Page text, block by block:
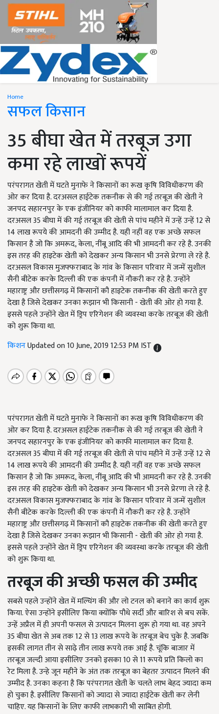
Home
सफल किसान
35 बीघा खेत में तरबूज उगा
कमा रहे लाखों रूपयें
परंपरागत खेती में घटते मुनाफे ने किसानों का रूख कृषि विविधीकरण की
ओर कर दिया है. दरअसल हाईटेक तकनीक से की गई तरबूज की खेती ने
जनपद सहारनपुर के एक इंजीनियर को काफी मालामाल कर दिया है.
दरअसल 35 बीघा में की गई तरबूज की खेती से पांच महीने में उन्हें उन्हें 12 से
14 लाख रूपये की आमदनी की उम्मीद है. यही नहीं वह एक अच्छे सफल
किसान है जो कि अमरूद, केला, नींबू आदि की भी आमदनी कर रहे है. उनकी
इस तरह की हाइटेक खेती को देखकर अन्य किसान भी उनसे प्रेरणा ले रहे है.
दरअसल विकास मुजफ्फराबाद के गांव के किसान परिवार में जन्में सुशील
सैनी बीटेक करके दिल्ली की एक कंपनी में नौकरी कर रहे है. उन्होंने
महाराष्ट्र और छत्तीसगढ़ में किसानों कौ हाइटेक तकनीक की खेती करते हुए
देखा है जिसे देखकर उनका रूझान भी किसानी - खेती की ओर हो गया है.
इससे पहले उन्होंने खेत में ड्रिप एरिगेशन की व्यवस्था करके तरबूज की खेती
को शुरू किया था.
किशनUpdated on 10 June, 2019 12:53 PM IST
परंपरागत खेती में घटते मुनाफे ने किसानों का रूख कृषि विविधीकरण की
ओर कर दिया है. दरअसल हाईटेक तकनीक से की गई तरबूज की खेती ने
जनपद सहारनपुर के एक इंजीनियर को काफी मालामाल कर दिया है.
दरअसल 35 बीघा में की गई तरबूज की खेती से पांच महीने में उन्हें उन्हें 12 से
14 लाख रूपये की आमदनी की उम्मीद है. यही नहीं वह एक अच्छे सफल
किसान है जो कि अमरूद, केला, नींबू आदि की भी आमदनी कर रहे है. उनकी
इस तरह की हाइटेक खेती को देखकर अन्य किसान भी उनसे प्रेरणा ले रहे है.
दरअसल विकास मुजफ्फराबाद के गांव के किसान परिवार में जन्में सुशील
सैनी बीटेक करके दिल्ली की एक कंपनी में नौकरी कर रहे है. उन्होंने
महाराष्ट्र और छत्तीसगढ़ में किसानों कौ हाइटेक तकनीक की खेती करते हुए
देखा है जिसे देखकर उनका रूझान भी किसानी - खेती की ओर हो गया है.
इससे पहले उन्होंने खेत में ड्रिप एरिगेशन की व्यवस्था करके तरबूज की खेती
को शुरू किया था.
तरबूज की अच्छी फसल की उम्मीद
सबसे पहले उन्होंने खेत में मल्चिंग की और लो टनल को बनाने का कार्य शुरू
किया. ऐसा उन्होंने इसीलिए किया क्योंकि पौधे सर्दी और बारिश से बच सकें.
उन्हें अप्रैल में ही अपनी फसल से उत्पादन मिलना शुरू हो गया था. वह अपने
35 बीघा खेत से अब तक 12 से 13 लाख रूपये के तरबूज बेच चुके है. जबकि
इसकी लागत तीन से साढ़े तीन लाख रूपये तक आई है. चूंकि बाजार में
तरबूज जल्दी आया इसीलिए उनको इसका 10 से 11 रूपये प्रति किलो का
रेट मिला है. उन्हे जून महीने के अंत तक तरबूज का बेहतर उत्पादन मिलने की
उम्मीद है. उनका कहना है कि परंपरागत खेती के चलते लाभ बेहद ज्यादा कम
हो चुका है. इसीलिए किसानों को ज्यादा से ज्यादा हाईटेक खेती कर लेनी
चाहिए. यह किसानों के लिए काफी लाभकारी भी साबित होगी.